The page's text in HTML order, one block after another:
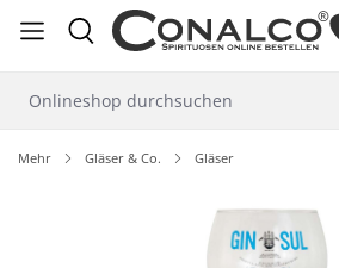
springen
Mehr Gläser & Co. Gläser